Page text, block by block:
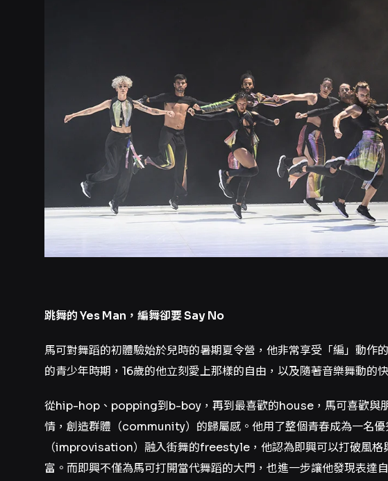
跳舞的 Yes Man，編舞卻要 Say No
馬可對舞蹈的初體驗始於兒時的暑期夏令營，他非常享受「編」動作
的青少年時期，16歲的他立刻愛上那樣的自由，以及隨著音樂舞動的
從hip-hop、popping到b-boy，再到最喜歡的house，馬可喜歡與
情，創造群體（community）的歸屬感。他用了整個青春成為一名
（improvisation）融入街舞的freestyle，他認為即興可以打破風格
富。而即興不僅為馬可打開當代舞蹈的大門，也進一步讓他發現表達